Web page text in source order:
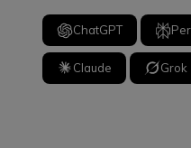
ChatGPT
Claude Grok